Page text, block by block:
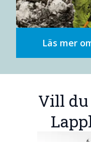
Läs mer
Vill du